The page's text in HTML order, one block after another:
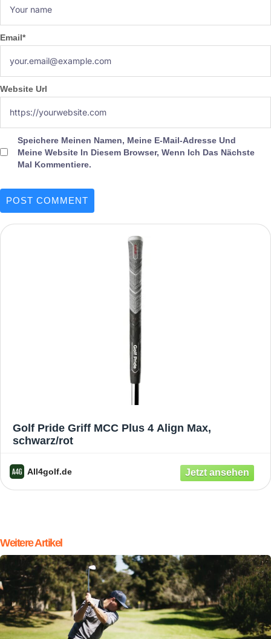
Email*
Website Url
Speichere Meinen Namen, Meine E-Mail-Adresse Und
Meine Website In Diesem Browser, Wenn Ich Das Nächste
Mal Kommentiere.
Golf Pride Griff MCC Plus 4 Align Max,
schwarz/rot
All4golf.de
Weitere Artikel